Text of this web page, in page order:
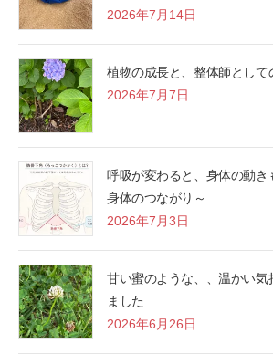
2026年7月14日
植物の成長と、整体師として
2026年7月7日
呼吸が変わると、身体の動き
身体のつながり～
2026年7月3日
甘い蜜のような、、温かい気
ました
2026年6月26日